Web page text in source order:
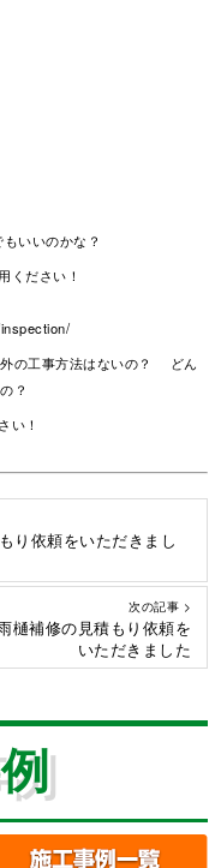
いいのかな？
ください！
の工事方法はないの？ どん
？
い！
り依頼をいただきまし
次の記事 >
補修の見積もり依頼を
いただきました